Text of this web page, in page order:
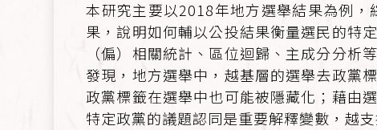
本研究主要以2018年地方選舉結果為例
果，說明如何輔以公投結果衡量選民的特
（偏）相關統計、區位迴歸、主成分分
發現，地方選舉中，越基層的選舉去政黨
政黨標籤在選舉中也可能被隱藏化；藉由
特定政黨的議題認同是重要解釋變數，越